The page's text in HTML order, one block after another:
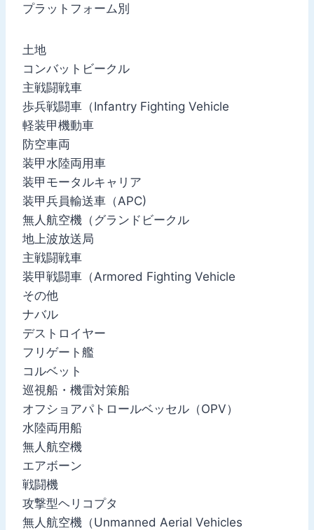
プラットフォーム別
土地
コンバットビークル
主戦闘戦車
歩兵戦闘車（Infantry Fighting Vehicle
軽装甲機動車
防空車両
装甲水陸両用車
装甲モータルキャリア
装甲兵員輸送車（APC)
無人航空機（グランドビークル
地上波放送局
主戦闘戦車
装甲戦闘車（Armored Fighting Vehicle
その他
ナバル
デストロイヤー
フリゲート艦
コルベット
巡視船・機雷対策船
オフショアパトロールベッセル（OPV）
水陸両用船
無人航空機
エアボーン
戦闘機
攻撃型ヘリコプタ
無人航空機（Unmanned Aerial Vehicles